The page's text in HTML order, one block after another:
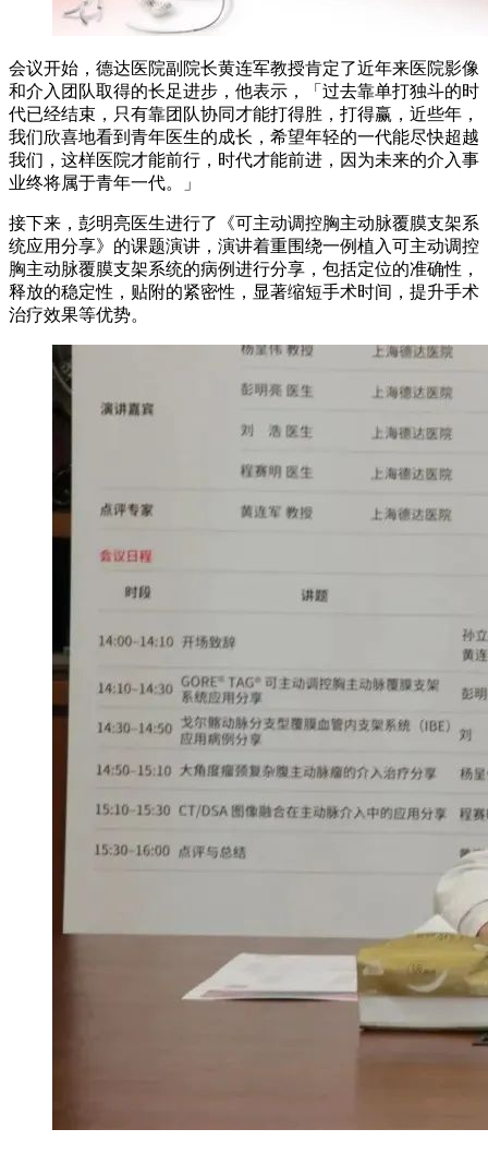
会议开始，德达医院副院长黄连军教授肯定了近年来医院影像
和介入团队取得的长足进步，他表示，「过去靠单打独斗的时
代已经结束，只有靠团队协同才能打得胜，打得赢，近些年，
我们欣喜地看到青年医生的成长，希望年轻的一代能尽快超越
我们，这样医院才能前行，时代才能前进，因为未来的介入事
业终将属于青年一代。」
接下来，彭明亮医生进行了《可主动调控胸主动脉覆膜支架系
统应用分享》的课题演讲，演讲着重围绕一例植入可主动调控
胸主动脉覆膜支架系统的病例进行分享，包括定位的准确性，
释放的稳定性，贴附的紧密性，显著缩短手术时间，提升手术
治疗效果等优势。